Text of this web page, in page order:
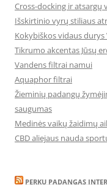
Cross-docking ir
Išskirtinio vyrų stiliaus
Kokybiškos vidaus durys
Tikrumo akcentas Jūsų
Vandens filtrai namui
Aquaphor filtrai
Žieminių padangų
saugumas
Medinės vaikų žaidimų
CBD aliejaus nauda
PERKU PADANGAS